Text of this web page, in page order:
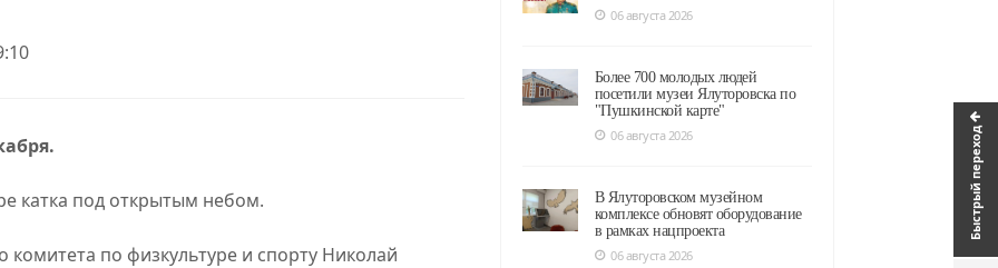
Быстрый переход
катка под открытым небом.
комитета по физкультуре и спорту Николай
06 августа 2026
Более 700 молодых людей
посетили музеи Ялуторовска по
"Пушкинской карте"
06 августа 2026
В Ялуторовском музейном
комплексе обновят оборудование
в рамках нацпроекта
06 августа 2026